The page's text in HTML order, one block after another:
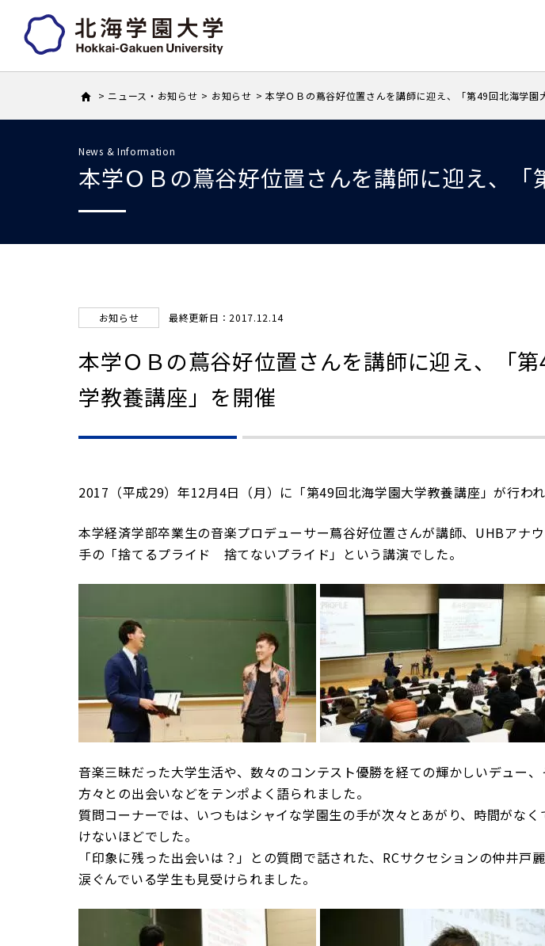
ニュース・お知らせ お知らせ 本学ＯＢの蔦谷好位置さんを講師に迎え、「第49回北海学園
本学ＯＢの蔦谷好位置さんを講師に迎え、
News & Information
お知らせ 最終更新日：2017.12.14
本学ＯＢの蔦谷好位置さんを講師に迎え、「
学教養講座」を開催
2017（平成29）年12月4日（月）に「第49回北海学園大学教養講座」が行われ
本学経済学部卒業生の音楽プロデューサー蔦谷好位置さんが講師、UHBアナ
手の「捨てるプライド 捨てないプライド」という講演でした。
音楽三昧だった大学生活や、数々のコンテスト優勝を経ての輝かしいデュー
方々との出会いなどをテンポよく語られました。
質問コーナーでは、いつもはシャイな学園生の手が次々とあがり、時間がな
けないほどでした。
「印象に残った出会いは？」との質問で話された、RCサクセションの仲井戸
涙ぐんでいる学生も見受けられました。